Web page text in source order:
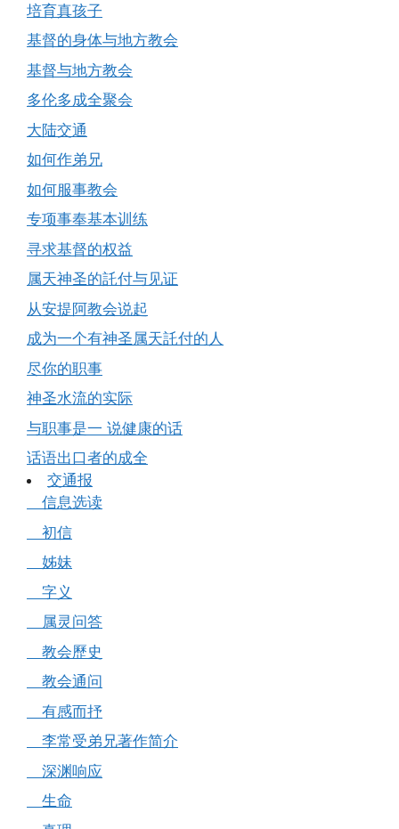
培育真孩子
基督的身体与地方教会
基督与地方教会
多伦多成全聚会
大陆交通
如何作弟兄
如何服事教会
专项事奉基本训练
寻求基督的权益
属天神圣的託付与见证
从安提阿教会说起
成为一个有神圣属天託付的人
尽你的职事
神圣水流的实际
与职事是一 说健康的话
话语出口者的成全
交通报
信息选读
初信
姊妹
字义
属灵问答
教会歷史
教会通问
有感而抒
李常受弟兄著作简介
深渊响应
生命